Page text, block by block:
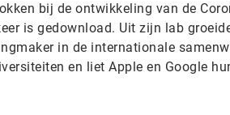
bij de ontwikkeling van de
is gedownload. Uit zijn lab
in de internationale
en liet Apple en Google